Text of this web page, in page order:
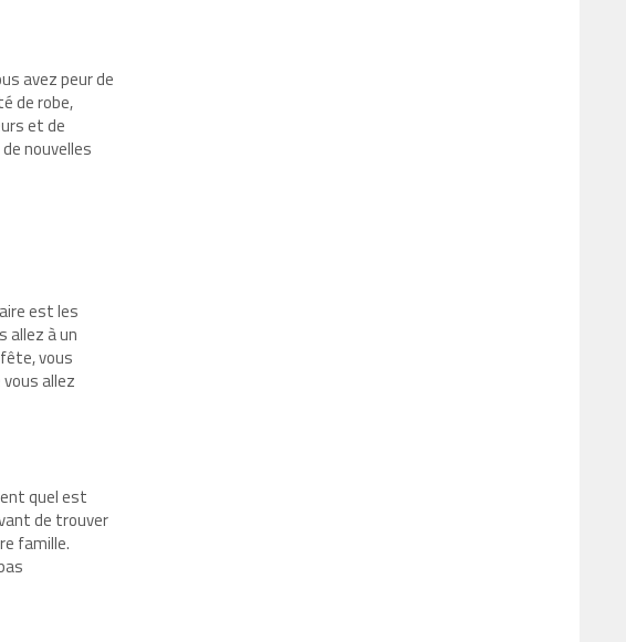
avez peur de
de robe,
et de
nouvelles
est les
allez à un
vous
allez
quel est
de trouver
famille.